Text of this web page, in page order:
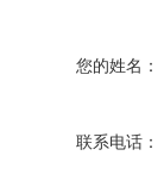
您的姓名：
联系电话：